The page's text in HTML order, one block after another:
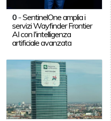
0 -SentinelOne amplia i
servizi Wayfinder Frontier
AI con l'intelligenza
artificiale avanzata